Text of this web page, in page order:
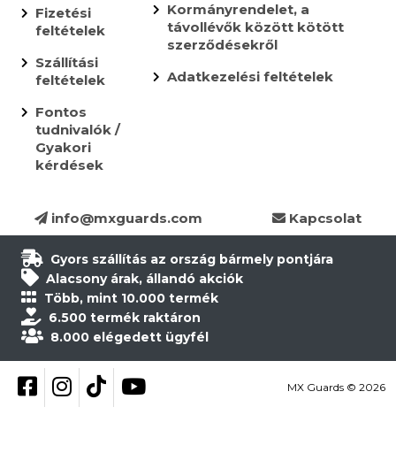
Fizetési
feltételek
Szállítási
feltételek
Fontos
tudnivalók /
Gyakori
kérdések
Kormányrendelet, a
távollévők között kötött
szerződésekről
Adatkezelési feltételek
info@mxguards.com Kapcsolat
Gyors szállítás az ország bármely pontjára
Alacsony árak, állandó akciók
Több, mint 10.000 termék
6.500 termék raktáron
8.000 elégedett ügyfél
Kövess be Facebookon
Kövess be Instagramon
Kövess be TikTokon
YouTube MX Guards © 2026